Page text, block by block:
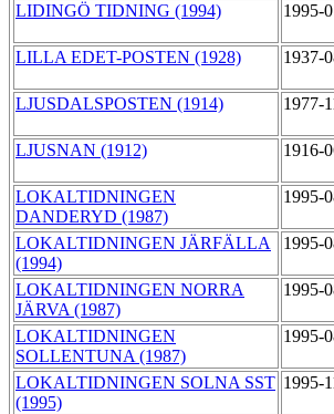
LIDINGÖ TIDNING (1994)
1995-
LILLA EDET-POSTEN (1928)
1937-
LJUSDALSPOSTEN (1914)
1977-
LJUSNAN (1912)
1916-
LOKALTIDNINGEN
DANDERYD (1987)
1995-
LOKALTIDNINGEN JÄRFÄLLA
(1994)
1995-
LOKALTIDNINGEN NORRA
JÄRVA (1987)
1995-
LOKALTIDNINGEN
SOLLENTUNA (1987)
1995-
LOKALTIDNINGEN SOLNA SST
(1995)
1995-